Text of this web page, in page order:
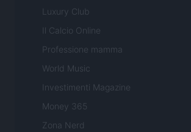
Luxury Club
Il Calcio Online
Professione mamma
World Music
Investimenti Magazine
Money 365
Zona Nerd